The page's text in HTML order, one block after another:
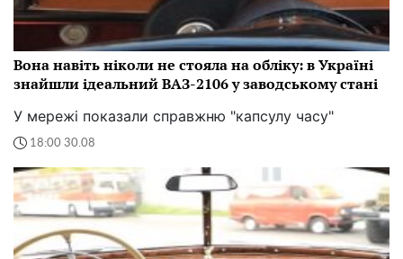
Вона навіть ніколи не стояла на обліку: в Україні
знайшли ідеальний ВАЗ-2106 у заводському стані
У мережі показали справжню "капсулу часу"
18:00 30.08